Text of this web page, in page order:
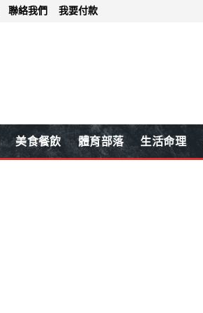
聯絡我們 我要付款
美食餐飲 體育部落 生活命理